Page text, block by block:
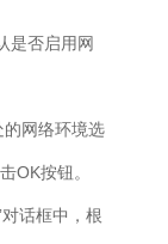
是否启用网
网络环境选
OK按钮。
话框中，根